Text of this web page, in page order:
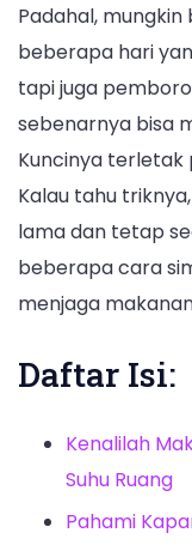
Padahal,
beberapa hari
tapi juga
sebenarnya bisa
Kuncinya terletak
Kalau tahu
lama dan tetap
beberapa cara
menjaga
Daftar Isi:
Kenalilah
Suhu Ruang
Pahami